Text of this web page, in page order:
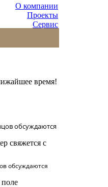
О компании
Проекты
Сервис
время!
обсуждаются
свяжется с
обсуждаются